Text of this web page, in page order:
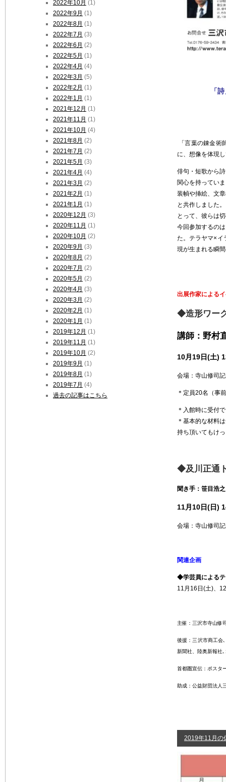
「
「言葉の錬金術
に、想像を体現
俳句・短歌から
関心を持ってい
装幀や挿絵、文
と共作しました
とって、彼らは
今回参加するの
た。テラヤマ×イ
現が生まれる瞬
出展作家による
◆造形ワー
講師：野村
10月19日(土)
会場：寺山修司
＊定員20名（事
＊入館時に受付
＊基本的な材料
持ち頂いてもけ
◆及川正通
聞き手：笹目浩
11月10日(日)
会場：寺山修司
関連企画
◆学芸員による
11月16日(土)、
主催：三沢市寺山修
後援：三沢市商工会
新聞社、陸奥新報社
首都圏宣伝：ポスタ
助成：公益財団法人
2019年11月の
2022年10月 (1)
2022年9月 (1)
2022年8月 (1)
2022年7月 (3)
2022年6月 (2)
2022年5月 (1)
2022年4月 (4)
2022年3月 (5)
2022年2月 (1)
2022年1月 (1)
2021年12月 (1)
2021年11月 (1)
2021年10月 (4)
2021年8月 (2)
2021年7月 (2)
2021年5月 (3)
2021年4月 (4)
2021年3月 (2)
2021年2月 (1)
2021年1月 (1)
2020年12月 (3)
2020年11月 (1)
2020年10月 (2)
2020年9月 (3)
2020年8月 (2)
2020年7月 (2)
2020年5月 (2)
2020年4月 (3)
2020年3月 (2)
2020年2月 (1)
2020年1月 (1)
2019年12月 (1)
2019年11月 (1)
2019年10月 (2)
2019年9月 (1)
2019年8月 (1)
2019年7月 (4)
過去の記事はこちら